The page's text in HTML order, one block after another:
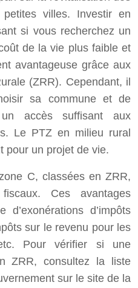
villes. Investir en
si vous recherchez un
de la vie plus faible et
avantageuse grâce aux
(ZRR). Cependant, il
sa commune et de
un accès suffisant aux
Le PTZ en milieu rural
pour un projet de vie.
C, classées en ZRR,
Ces avantages
d’impôts
sur le revenu pour les
Pour vérifier si une
ZRR, consultez la liste
sur le site de la